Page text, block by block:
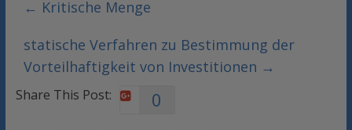
← Kritische Menge
statische Verfahren zu Bestimmung der
Vorteilhaftigkeit von Investitionen →
Share This Post: 0